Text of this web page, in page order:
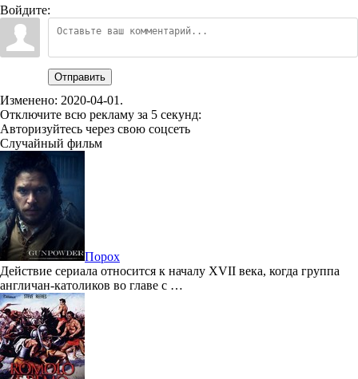
Войдите:
Отправить
Изменено: 2020-04-01 .
Отключите всю рекламу за 5 секунд:
Авторизуйтесь через свою соцсеть
Случайный фильм
Порох
Действие сериала относится к началу XVII века, когда группа
англичан-католиков во главе с …